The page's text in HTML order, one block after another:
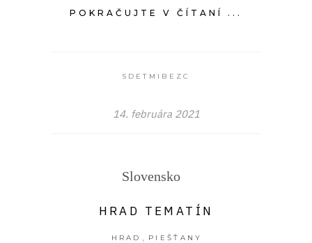
POKRAČUJTE V ČÍTANÍ ...
SDETMIBEZC
14. februára 2021
Slovensko
HRAD TEMATÍN
HRAD PIEŠŤANY